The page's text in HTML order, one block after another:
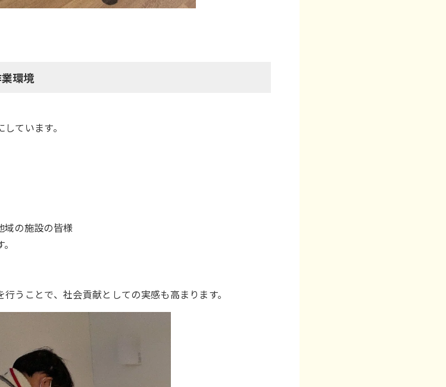
環境
ています。
域の施設の皆様
うことで、社会貢献としての実感も高まります。